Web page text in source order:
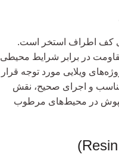
کف اطراف استخر است.
در برابر شرایط محیطی
ویلایی مورد توجه قرار
مناسب و اجرای صحیح، نقش
کفپوش در محیط‌های مرطوب